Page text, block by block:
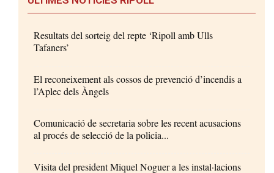
Resultats del sorteig del repte ‘Ripoll amb Ulls
Tafaners’
El reconeixement als cossos de prevenció d’incendis a
l’Aplec dels Àngels
Comunicació de secretaria sobre les recent acusacions
al procés de selecció de la policia...
Visita del president Miquel Noguer a les instal·lacions